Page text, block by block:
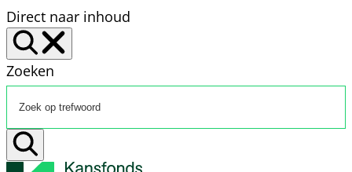
Direct naar inhoud
Zoeken